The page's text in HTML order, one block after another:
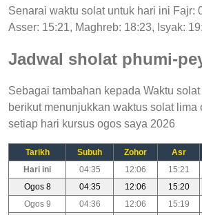
Senarai waktu solat untuk hari ini Fajr:
Asser: 15:21, Maghreb: 18:23, Isyak:
Jadwal sholat phumi-
Sebagai tambahan kepada Waktu
berikut menunjukkan waktus solat lima
setiap hari kursus ogos saya 2026
Tarikh Subuh Zohor Asr
Hari ini
04:35 12:06 15:21
Ogos 8
04:35 12:06 15:20
Ogos 9
04:36 12:06 15:19